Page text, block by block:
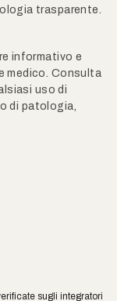
trasparente.
informativo e
medico. Consulta
uso di
di patologia,
sugli integratori